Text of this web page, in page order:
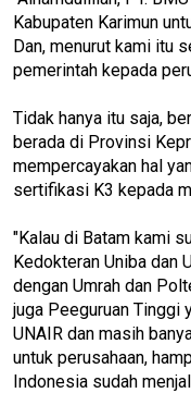
Kabupaten Karimun
Dan, menurut kami itu
pemerintah kepada
Tidak hanya itu saja,
berada di Provinsi
mempercayakan hal
sertifikasi K3 kepada
"Kalau di Batam kami
Kedokteran Uniba dan
dengan Umrah dan
juga Peeguruan Tinggi
UNAIR dan masih
untuk perusahaan,
Indonesia sudah